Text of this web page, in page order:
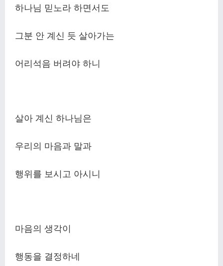
하나님 믿노라 하면서도
그분 안 계신 듯 살아가는
어리석음 버려야 하니
살아 계신 하나님은
우리의 마음과 말과
행위를 보시고 아시니
마음의 생각이
행동을 결정하네